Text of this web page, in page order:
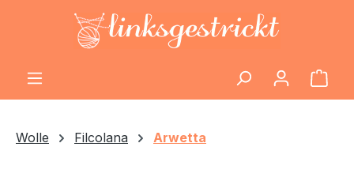
Zum Hauptinhalt springen
Wolle Filcolana Arwetta